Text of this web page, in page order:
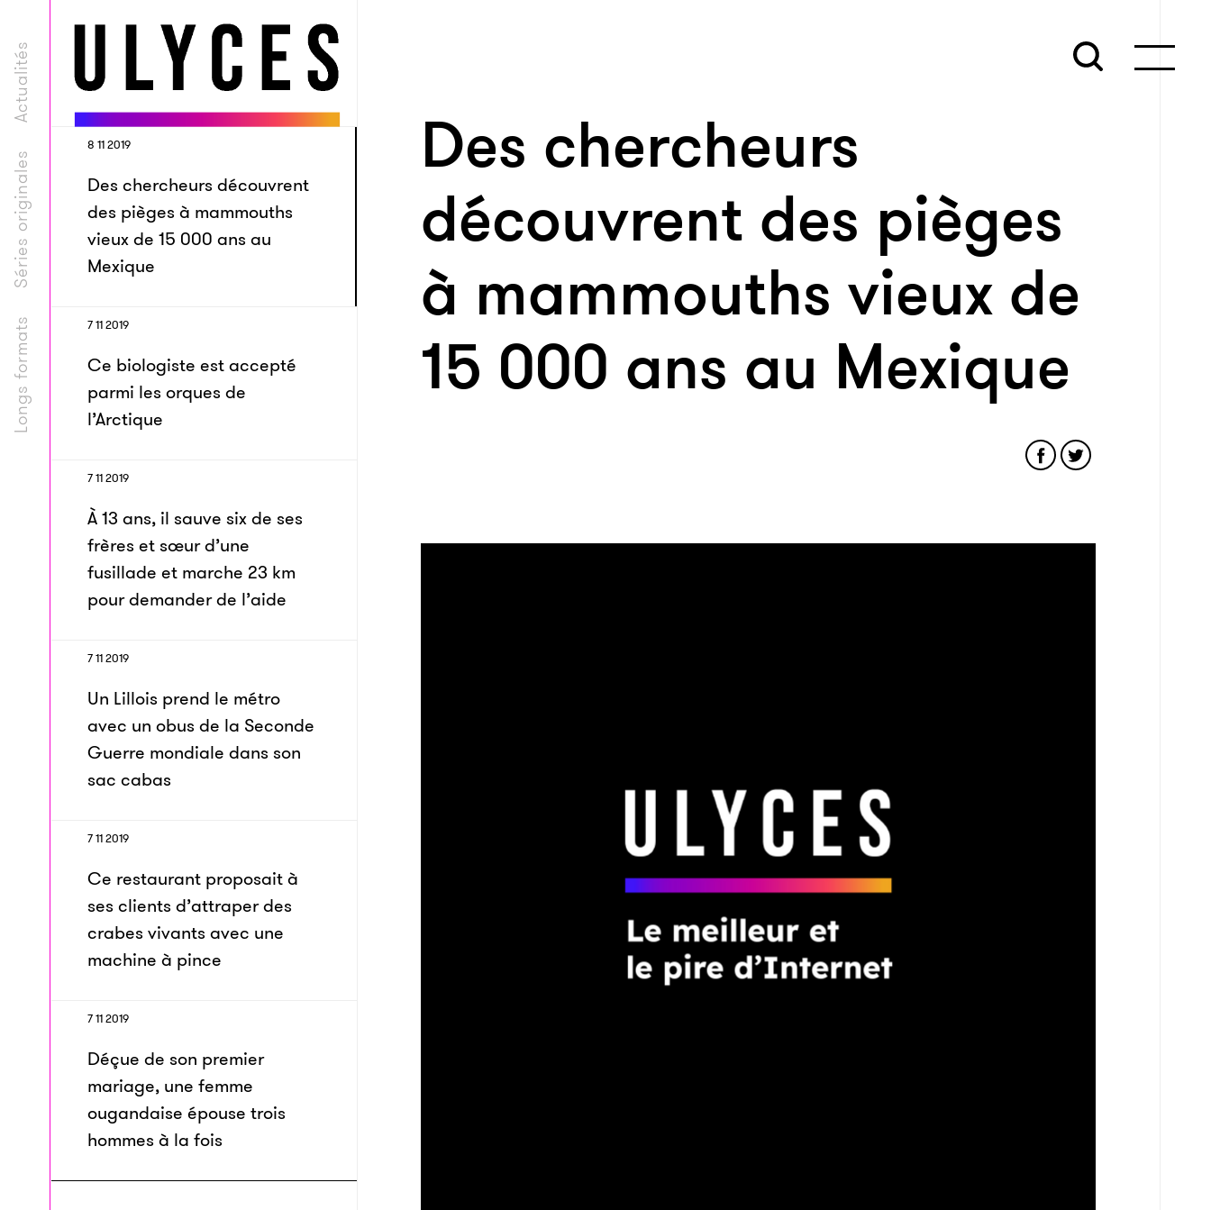
Longs formats
Séries originales
Actualités
8 11 2019
Des chercheurs découvrent
des pièges à mammouths
vieux de 15 000 ans au
Mexique
7 11 2019
Ce biologiste est accepté
parmi les orques de
l’Arctique
7 11 2019
À 13 ans, il sauve six de ses
frères et sœur d’une
fusillade et marche 23 km
pour demander de l’aide
7 11 2019
Un Lillois prend le métro
avec un obus de la Seconde
Guerre mondiale dans son
sac cabas
7 11 2019
Ce restaurant proposait à
ses clients d’attraper des
crabes vivants avec une
machine à pince
7 11 2019
Déçue de son premier
mariage, une femme
ougandaise épouse trois
hommes à la fois
Des chercheurs
découvrent des pièges
à mammouths vieux de
15 000 ans au Mexique